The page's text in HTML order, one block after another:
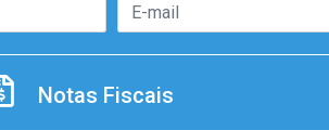
Notas Fiscais